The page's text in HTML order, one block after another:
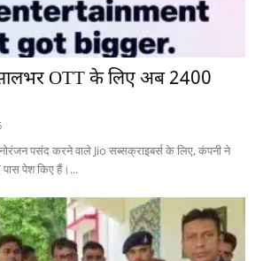
OTT के लिए अब 2400
पसंद करने वाले Jio सब्सक्राइबर्स के लिए, कंपनी ने
पास पेश किए हैं।...